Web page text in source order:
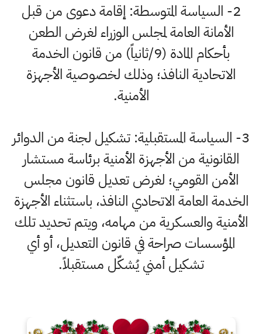
2- السياسة المتوسطة: إقامة دعوى من قبل
الأمانة العامة لمجلس الوزراء لغرض الطعن
بأحكام المادة (9/ثانياً) من قانون الخدمة
الاتحادية النافذ؛ وذلك لخصوصية الأجهزة
الأمنية.
3- السياسة المستقبلية: تشكيل لجنة من الدوائر
القانونية من الأجهزة الأمنية برئاسة مستشار
الأمن القومي؛ لغرض تعديل قانون مجلس
الخدمة العامة الاتحادي النافذ، باستثناء الأجهزة
الأمنية والعسكرية من مهامه، ويتم تحديد تلك
المؤسسات صراحة في قانون التعديل، أو أي
تشكيل أمني يُشكّل مستقبلاً.